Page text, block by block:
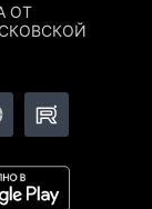
ОТ